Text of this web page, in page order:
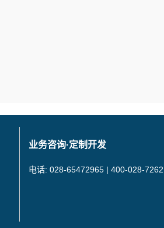
业务咨询·定制开发
电话: 028-65472965 | 400-028-7262